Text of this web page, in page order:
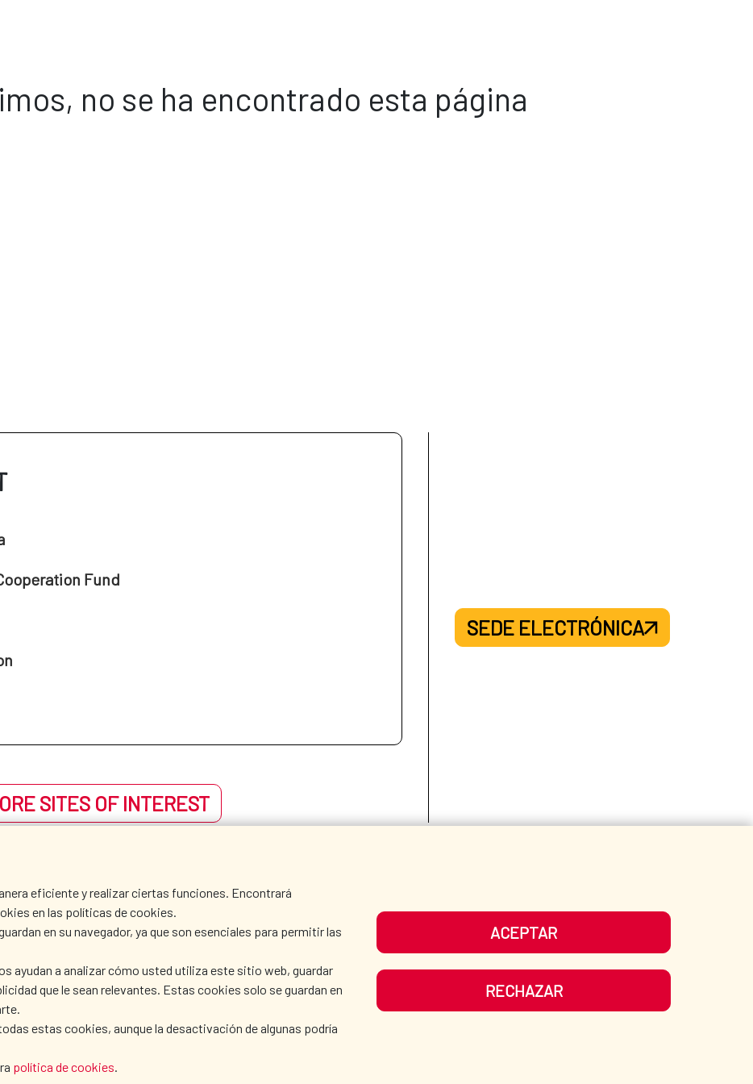
no se ha encontrado esta página
Fund
SITES OF INTEREST
SEDE ELECTRÓNICA
Fecha de modificación de la página: 15/06/2026
eficiente y realizar ciertas funciones. Encontrará
en las políticas de cookies.
en su navegador, ya que son esenciales para permitir las
ayudan a analizar cómo usted utiliza este sitio web, guardar
que le sean relevantes. Estas cookies solo se guardan en
estas cookies, aunque la desactivación de algunas podría
política de cookies.
ACEPTAR
RECHAZAR